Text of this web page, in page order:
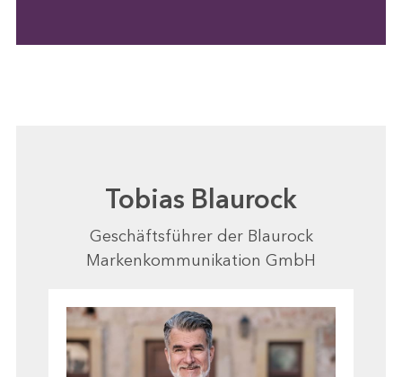
Tobias Blaurock
Geschäftsführer der Blaurock
Markenkommunikation GmbH